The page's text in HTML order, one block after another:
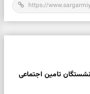
تامین اجتماعی